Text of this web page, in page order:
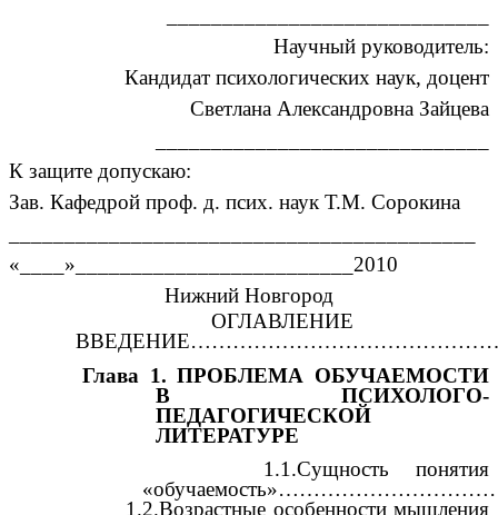
Научный руководитель:
Кандидат психологических наук, доцент
Светлана Александровна Зайцева
К защите допускаю:
Зав. Кафедрой проф. д. псих. наук Т.М. Сорокина
«____»_________________________2010
Нижний Новгород
ОГЛАВЛЕНИЕ
Глава 1. ПРОБЛЕМА ОБУЧАЕМОСТИ
В ПСИХОЛОГО-
ПЕДАГОГИЧЕСКОЙ
ЛИТЕРАТУРЕ
1.1.Сущность понятия
1.2.Возрастные особенности мышления